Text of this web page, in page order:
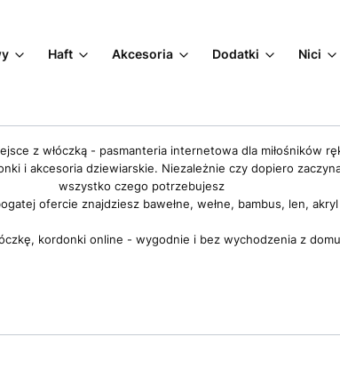
Haft Akcesoria Dodatki Nici
z włóczką - pasmanteria internetowa dla miłośników
i akcesoria dziewiarskie. Niezależnie czy dopiero
wszystko czego potrzebujesz
ofercie znajdziesz bawełne, wełne, bambus, len,
kordonki online - wygodnie i bez wychodzenia z domu